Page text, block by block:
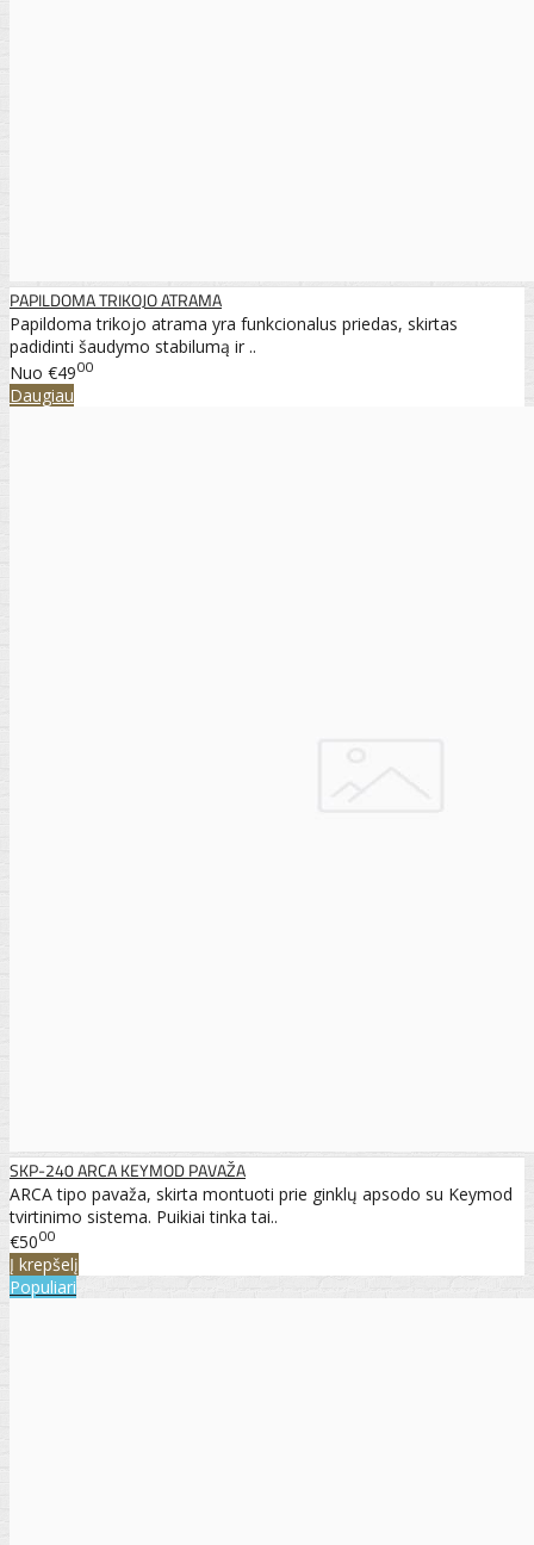
PAPILDOMA TRIKOJO ATRAMA
Papildoma trikojo atrama yra funkcionalus priedas, skirtas
padidinti šaudymo stabilumą ir ..
Nuo €4900
Daugiau
SKP-240 ARCA KEYMOD PAVAŽA
ARCA tipo pavaža, skirta montuoti prie ginklų apsodo su Keymod
tvirtinimo sistema. Puikiai tinka tai..
€5000
Į krepšelį
Populiari